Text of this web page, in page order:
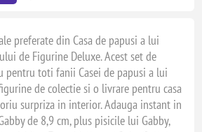
preferate din Casa de papusi a lui
de Figurine Deluxe. Acest set de
pentru toti fanii Casei de papusi a lui
de colectie si o livrare pentru casa
surpriza in interior. Adauga instant in
de 8,9 cm, plus pisicile lui Gabby,